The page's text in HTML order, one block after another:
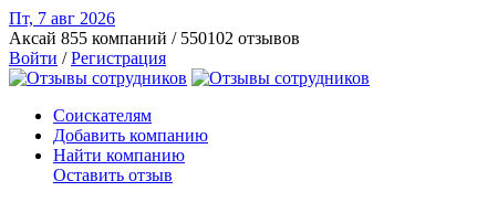
Пт, 7 авг 2026
Аксай 855 компаний / 550102 отзывов
Войти /Регистрация
Соискателям
Добавить компанию
Найти компанию
Оставить отзыв